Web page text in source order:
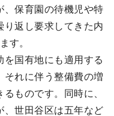
、保育園の待機児や特
り返し要求してきた内
す。
国有地にも適用する
それに伴う整備費の増
ものです。同時に、
、世田谷区は五年など